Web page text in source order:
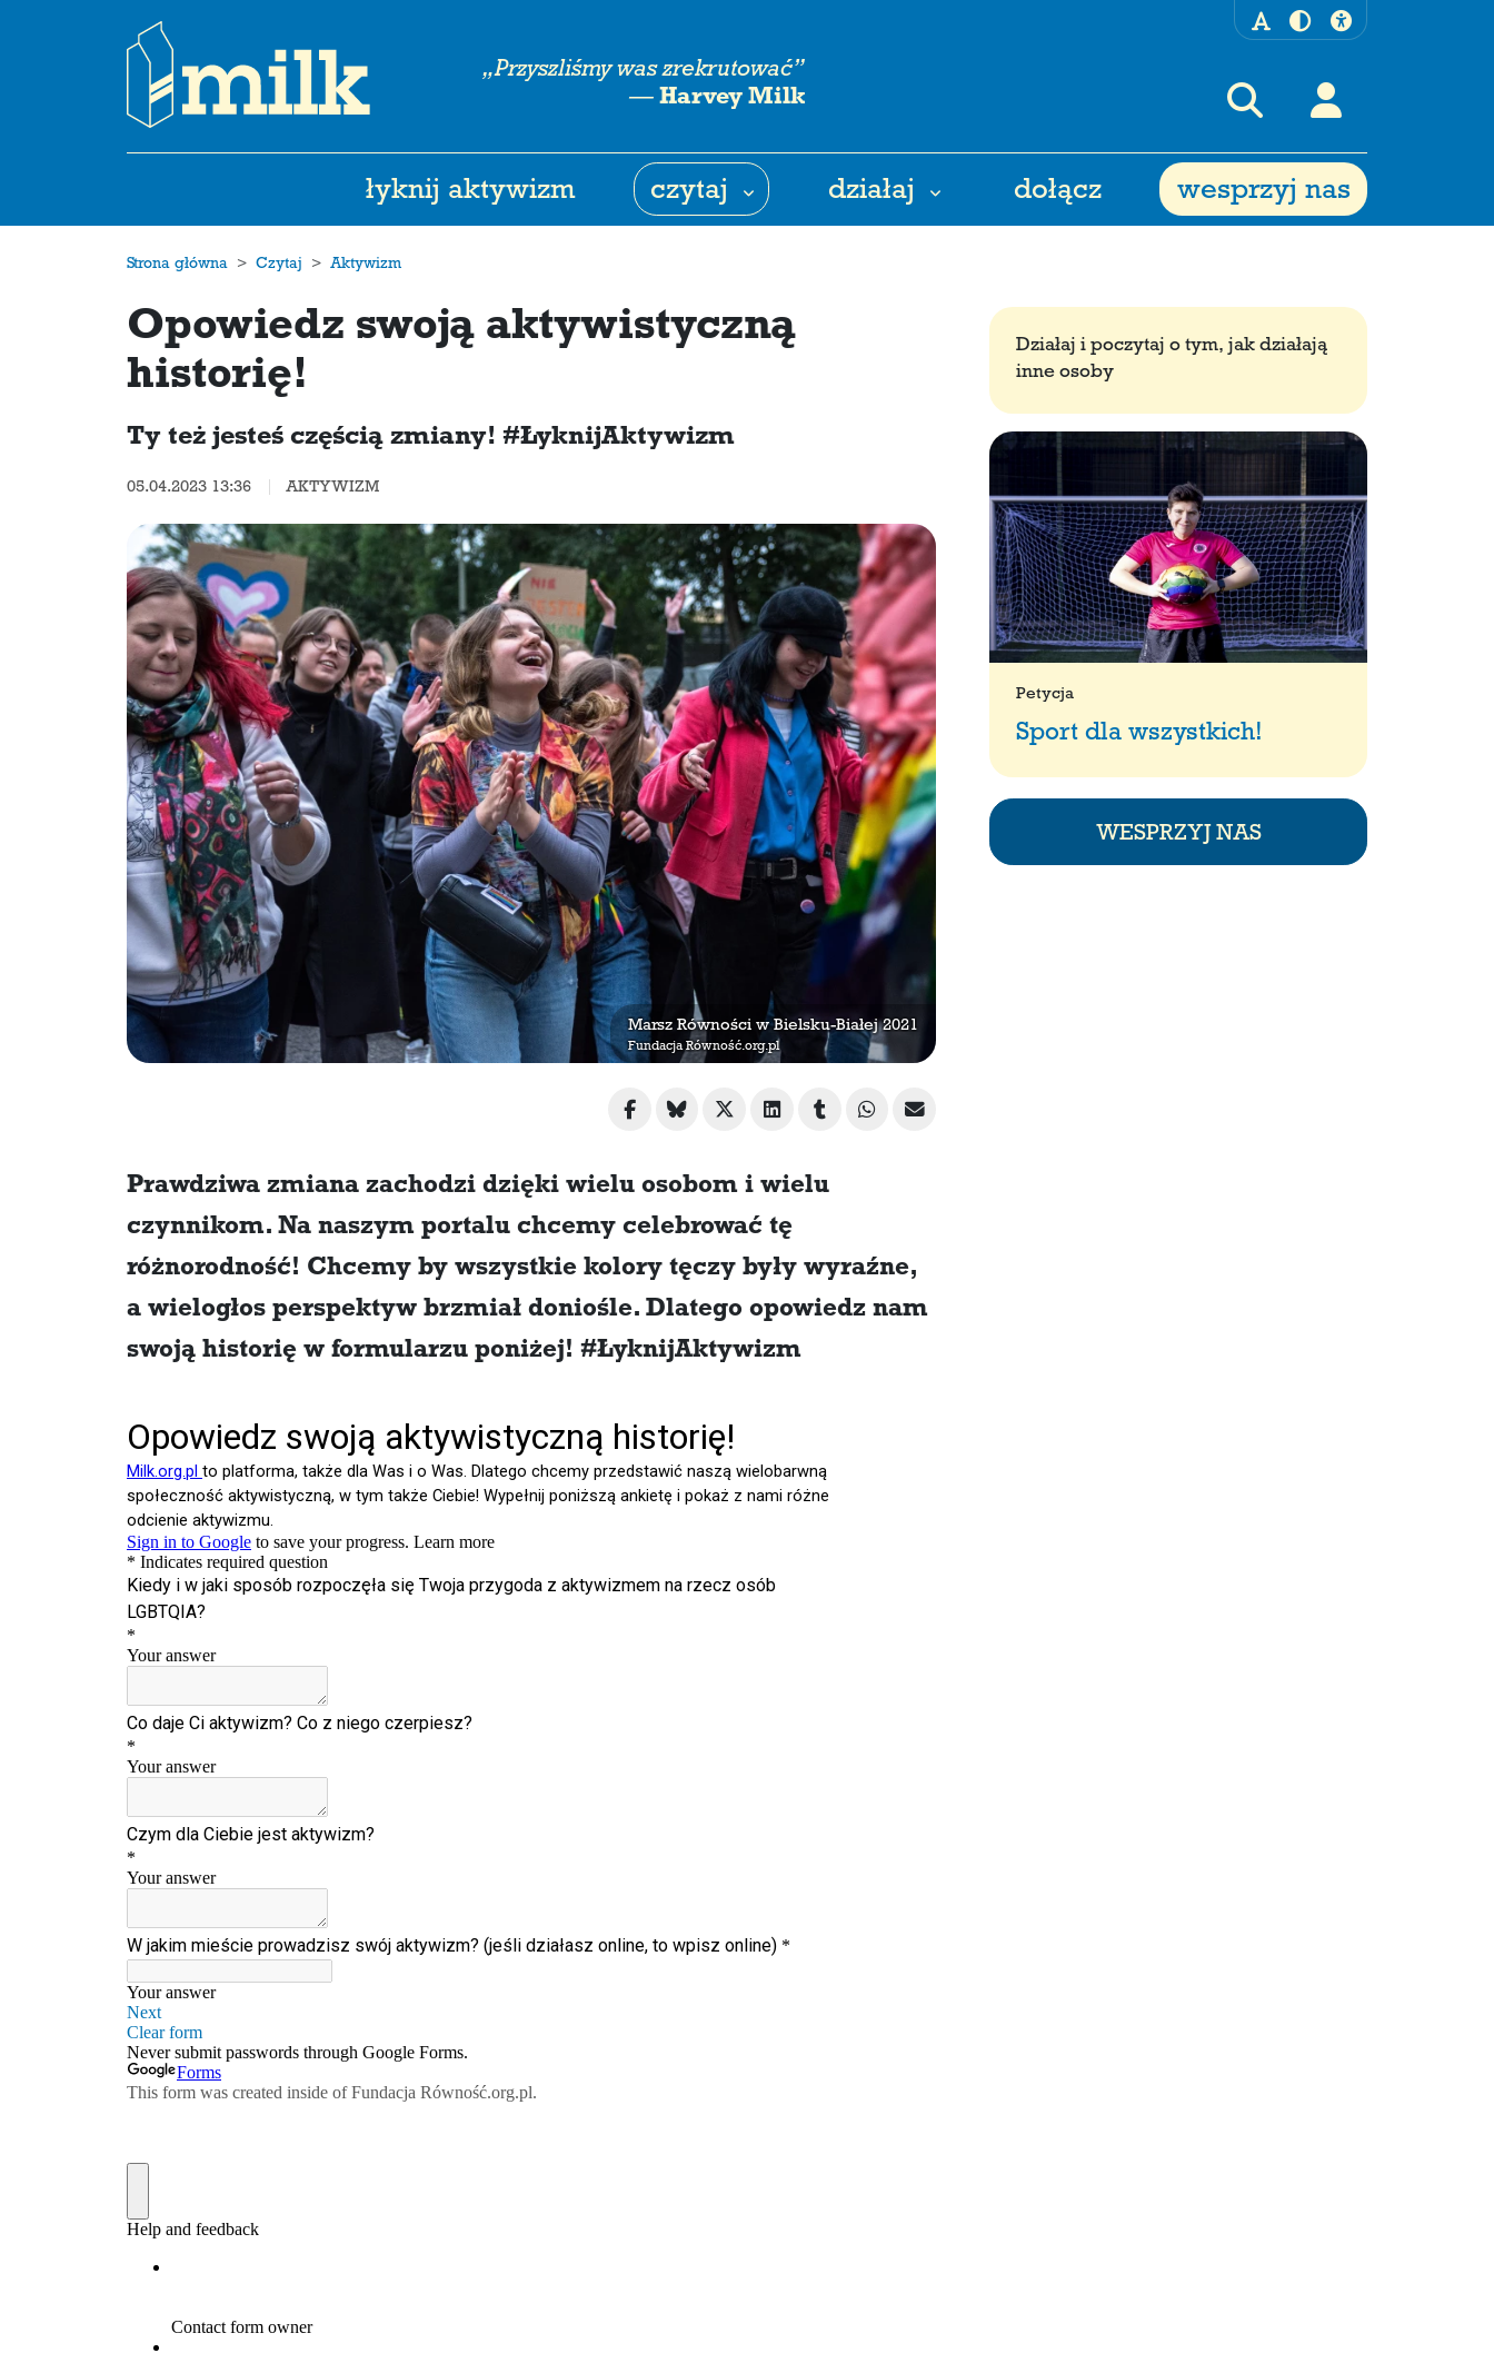
„Przyszliśmy was zrekrutować”
— Harvey Milk
łyknij aktywizm czytaj działaj dołącz wesprzyj nas
Strona główna Czytaj Aktywizm
Opowiedz swoją aktywistyczną
historię!
Ty też jesteś częścią zmiany! #ŁyknijAktywizm
05.04.2023 13:36 AKTYWIZM
Marsz Równości w Bielsku-Białej 2021
Fundacja Równość.org.pl
Prawdziwa zmiana zachodzi dzięki wielu osobom i wielu
czynnikom. Na naszym portalu chcemy celebrować tę
różnorodność! Chcemy by wszystkie kolory tęczy były wyraźne,
a wielogłos perspektyw brzmiał doniośle. Dlatego opowiedz nam
swoją historię w formularzu poniżej! #ŁyknijAktywizm
Działaj i poczytaj o tym, jak działają
inne osoby
Petycja
Sport dla wszystkich!
WESPRZYJ NAS